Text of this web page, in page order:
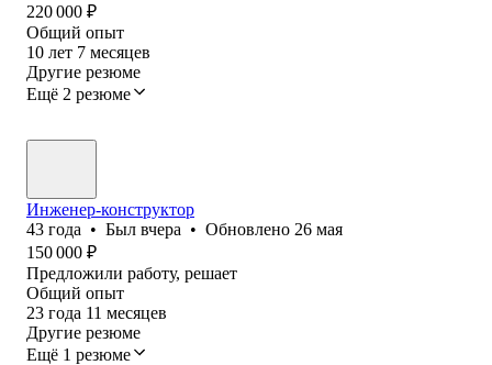
220 000 ₽
Общий опыт
10 лет 7 месяцев
Другие резюме
Ещё 2 резюме
Инженер-конструктор
43 года • Был вчера • Обновлено 26 мая
150 000 ₽
Предложили работу, решает
Общий опыт
23 года 11 месяцев
Другие резюме
Ещё 1 резюме